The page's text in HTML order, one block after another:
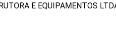
E EQUIPAMENTOS